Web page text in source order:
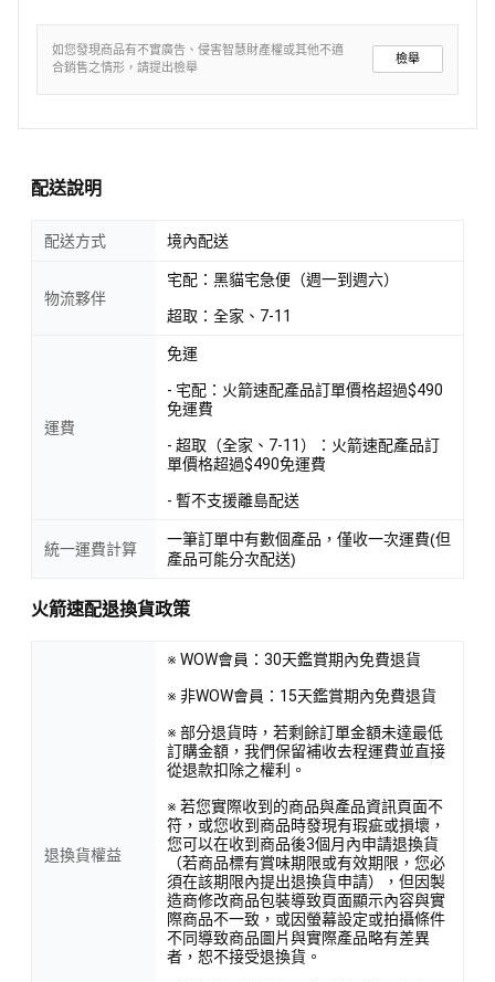
如您發現商品有不實廣告、侵害智慧財產權或其他不適
合銷售之情形，請提出檢舉
檢舉
配送說明
配送方式 境內配送
物流夥伴
宅配：黑貓宅急便（週一到週六）
超取：全家、7-11
運費
免運
- 宅配：火箭速配產品訂單價格超過$490
免運費
- 超取（全家、7-11）：火箭速配產品訂
單價格超過$490免運費
- 暫不支援離島配送
統一運費計算
一筆訂單中有數個產品，僅收一次運費(但
產品可能分次配送)
火箭速配退換貨政策
退換貨權益
※ WOW會員：30天鑑賞期內免費退貨
※ 非WOW會員：15天鑑賞期內免費退貨
※ 部分退貨時，若剩餘訂單金額未達最低
訂購金額，我們保留補收去程運費並直接
從退款扣除之權利。
※ 若您實際收到的商品與產品資訊頁面不
符，或您收到商品時發現有瑕疵或損壞，
您可以在收到商品後3個月內申請退換貨
（若商品標有賞味期限或有效期限，您必
須在該期限內提出退換貨申請），但因製
造商修改商品包裝導致頁面顯示內容與實
際商品不一致，或因螢幕設定或拍攝條件
不同導致商品圖片與實際產品略有差異
者，恕不接受退換貨。